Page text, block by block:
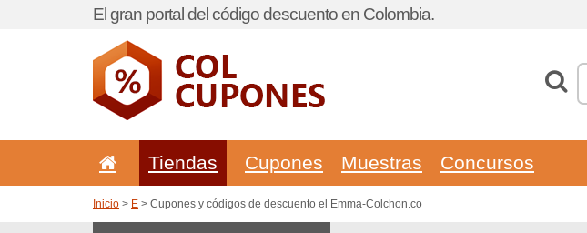
El gran portal del código descuento en Colombia.
Tiendas Cupones Muestras Concursos
Inicio > E > Cupones y códigos de descuento el Emma-Colchon.co